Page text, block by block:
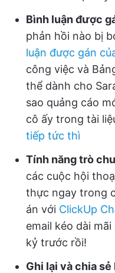
Bình luận được
phản hồi nào bị
luận được gán
công việc và
thể dành cho
sao quảng cáo
cô ấy trong tài
tiếp tức thì
Tính năng trò
các cuộc hội
thực ngay trong
án với ClickUp
email kéo dài
kỷ trước rồi!
Ghi lại và chia